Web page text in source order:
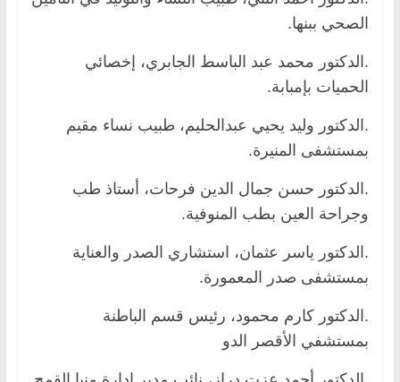
الصحي ببنها.
.الدكتور محمد عبد الباسط الجابري، إخصائي
الحميات بإمبابة.
.الدكتور وليد يحيي عبدالحليم، طبيب نساء مقيم
بمستشفى المنيرة.
.الدكتور حسن جمال الدين فرحات، أستاذ طب
وجراحة العين بطب المنوفية.
.الدكتور ياسر عثمان، استشاري الصدر والعناية
بمستشفى صدر المعمورة.
.الدكتور كارم محمود، رئيس قسم الباطنة
بمستشفي الأقصر الدو